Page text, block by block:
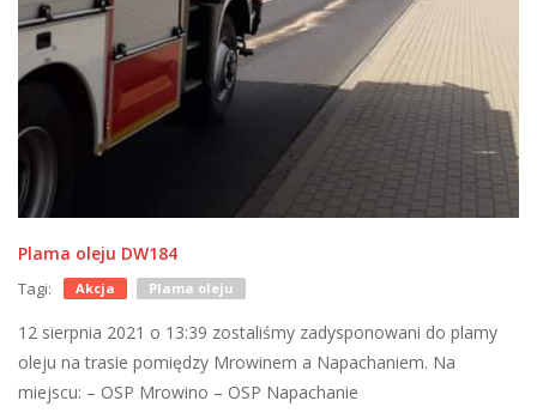
Plama oleju DW184
Tagi: Akcja Plama oleju
12 sierpnia 2021 o 13:39 zostaliśmy zadysponowani do plamy
oleju na trasie pomiędzy Mrowinem a Napachaniem. Na
miejscu: – OSP Mrowino – OSP Napachanie